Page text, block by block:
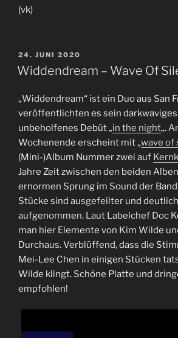
(vk)
VERÖFFENTLICHT
AM
24. JUNI 2020
Widdendream – Wave Of
„Widdendream“ ist ein Duo aus San
veröffentlichten es sein
unbeholfenes Debüt „in the night„.
Wochenende erscheint mit „wave of
(Mini-)Album Nummer zwei auf
Jahre Zeit zwischen den beiden
ernormen Sprung im Sound der
Stücke sind ausgefeilter und
aufgenommen. Laut Labelchef Doc
man hier Elemente von Kim Wilde
Durchaus. Verblüffend, dass die
Mei-Lee Chen in einigen Stücken
Wilde klingt. Schöne Platte und
empfohlen!